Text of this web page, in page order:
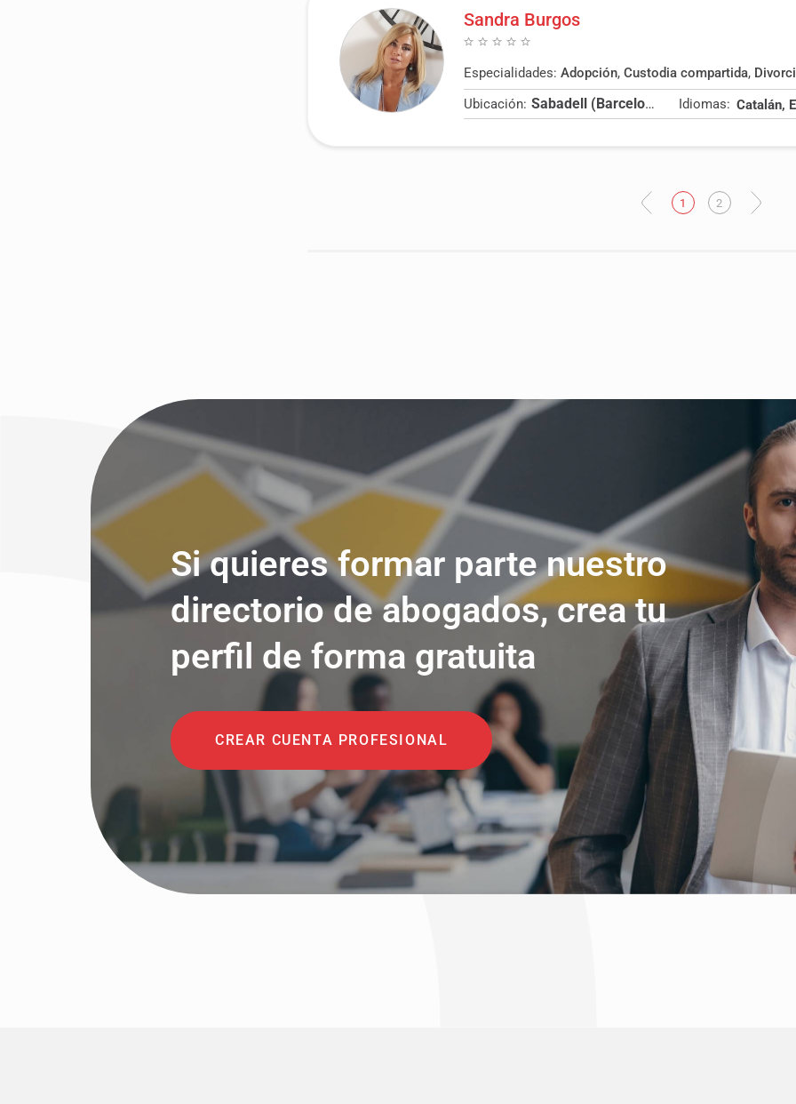
Sandra Burgos
Especialidades: Adopción, Custodia compartida,
Ubicación:
Sabadell (Barcelona) Idiomas: Catalán,
Anterior 1 2 Siguiente
Si quieres formar parte nuestro
directorio de abogados, crea tu
perfil de forma gratuita
CREAR CUENTA PROFESIONAL